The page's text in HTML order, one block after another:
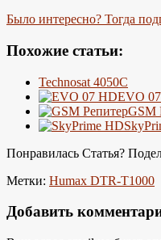
Было интересно? Тогда
Похожие статьи:
Technosat 4050C
EVO
GSM
Понравилась Статья?
Метки: Humax DTR-T1000
Добавить